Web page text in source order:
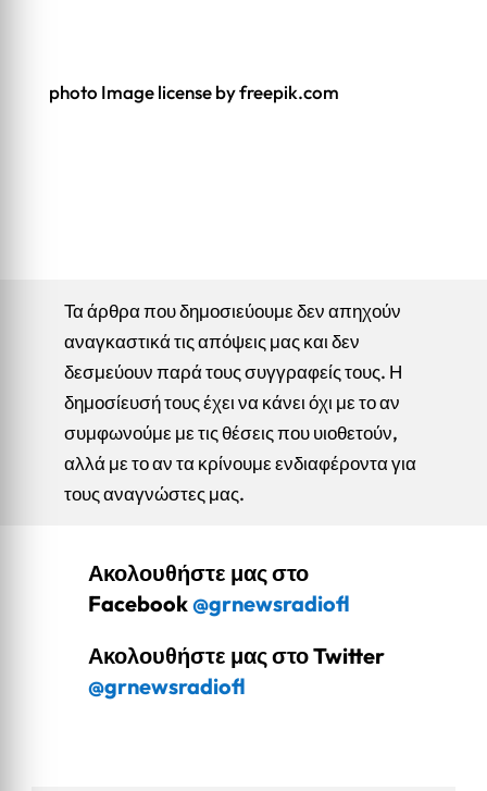
photo Image license by freepik.com
Τα άρθρα που δημοσιεύουμε δεν απηχούν
αναγκαστικά τις απόψεις μας και δεν
δεσμεύουν παρά τους συγγραφείς τους. Η
δημοσίευσή τους έχει να κάνει όχι με το αν
συμφωνούμε με τις θέσεις που υιοθετούν,
αλλά με το αν τα κρίνουμε ενδιαφέροντα για
τους αναγνώστες μας.
Ακολουθήστε μας στο
Facebook@grnewsradiofl
Ακολουθήστε μας στο Twitter
@grnewsradiofl